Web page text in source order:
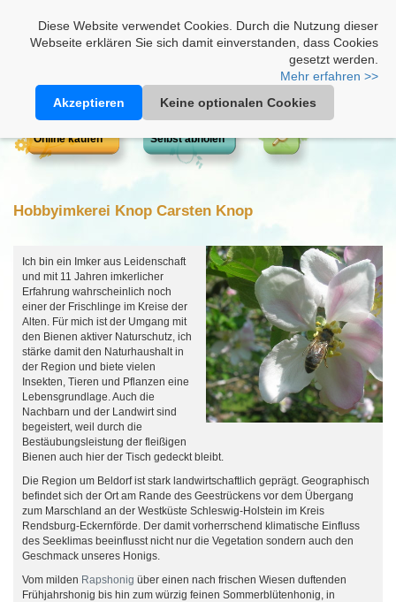
Diese Website verwendet Cookies. Durch die Nutzung dieser
Webseite erklären Sie sich damit einverstanden, dass Cookies
gesetzt werden.
Mehr erfahren >>
Akzeptieren
Keine optionalen Cookies
Online kaufen Selbst abholen
Hobbyimkerei Knop Carsten Knop
Ich bin ein Imker aus Leidenschaft
und mit 11 Jahren imkerlicher
Erfahrung wahrscheinlich noch
einer der Frischlinge im Kreise der
Alten. Für mich ist der Umgang mit
den Bienen aktiver Naturschutz, ich
stärke damit den Naturhaushalt in
der Region und biete vielen
Insekten, Tieren und Pflanzen eine
Lebensgrundlage. Auch die
Nachbarn und der Landwirt sind
begeistert, weil durch die
Bestäubungsleistung der fleißigen
Bienen auch hier der Tisch gedeckt bleibt.
Die Region um Beldorf ist stark landwirtschaftlich geprägt. Geographisch
befindet sich der Ort am Rande des Geestrückens vor dem Übergang
zum Marschland an der Westküste Schleswig-Holstein im Kreis
Rendsburg-Eckernförde. Der damit vorherrschend klimatische Einfluss
des Seeklimas beeinflusst nicht nur die Vegetation sondern auch den
Geschmack unseres Honigs.
Vom milden Rapshonig über einen nach frischen Wiesen duftenden
Frühjahrshonig bis hin zum würzig feinen Sommerblütenhonig, in